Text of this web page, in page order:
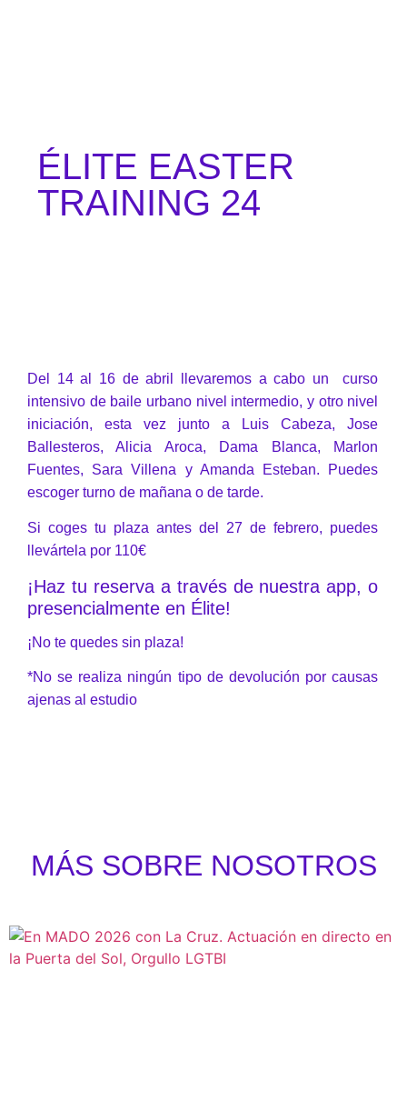
ÉLITE EASTER
TRAINING 24
Del 14 al 16 de abril llevaremos a cabo un curso
intensivo de baile urbano nivel intermedio, y otro nivel
iniciación, esta vez junto a Luis Cabeza, Jose
Ballesteros, Alicia Aroca, Dama Blanca, Marlon
Fuentes, Sara Villena y Amanda Esteban. Puedes
escoger turno de mañana o de tarde.
Si coges tu plaza antes del 27 de febrero, puedes
llevártela por 110€
¡Haz tu reserva a través de nuestra app, o
presencialmente en Élite!
¡No te quedes sin plaza!
*No se realiza ningún tipo de devolución por causas
ajenas al estudio
MÁS SOBRE NOSOTROS